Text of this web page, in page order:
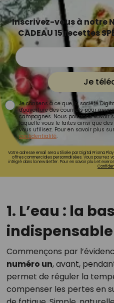
Inscrivez-vous à notre
CADEAU 15 recettes
Je
Je consens à ce que la société
d'ouverture des courriels pour
campagnes. Nous pourrons savoir
laquelle vous le faites ainsi que
vous utilisez. Pour en savoir plus
confidentialité.
Votre adresse email sera utilisée par Digital Prisma
offres commerciales personnalisées. Vous pourrez
intégré dans la newsletter. Pour en savoir plus et
1. L’eau : la
indispensable
Commençons par
numéro un, avant,
permet de réguler la
compenser les pertes en